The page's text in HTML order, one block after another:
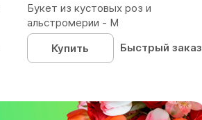
Букет из кустовых роз и
альстромерии - М
Купить
Быстрый заказ